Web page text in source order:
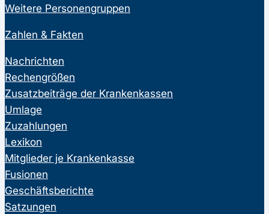
Weitere Personengruppen
Zahlen & Fakten
Nachrichten
Rechengrößen
Zusatzbeiträge der Krankenkassen
Umlage
Zuzahlungen
Lexikon
Mitglieder je Krankenkasse
Fusionen
Geschäftsberichte
Satzungen